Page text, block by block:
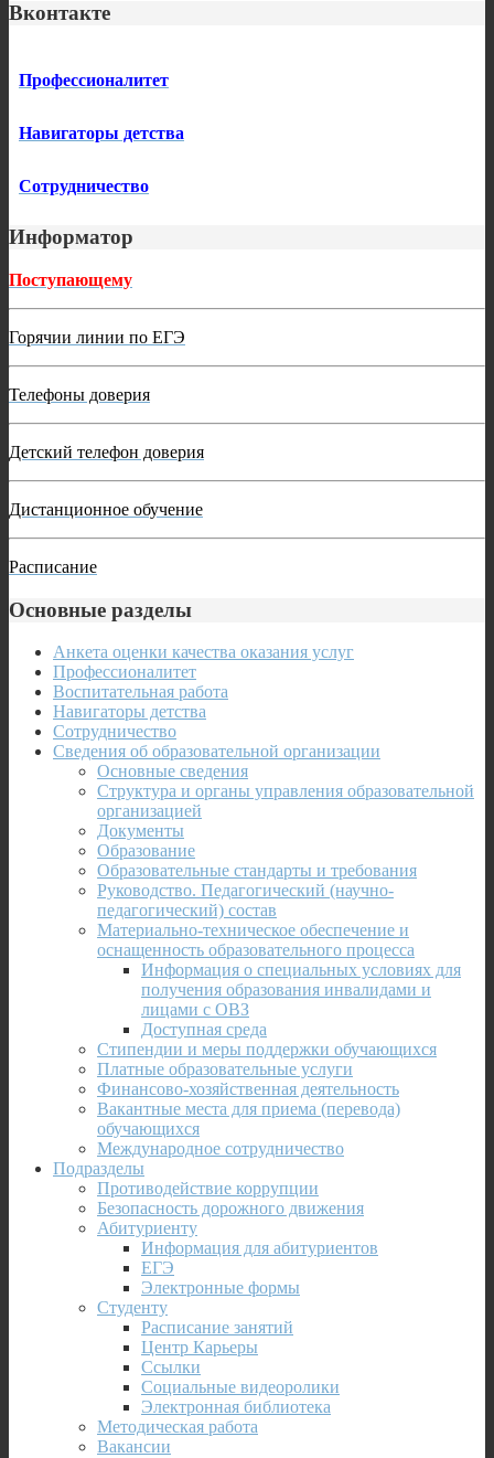
Вконтакте
Профессионалитет
Навигаторы детства
Сотрудничество
Информатор
Поступающему
Горячии линии по ЕГЭ
Телефоны доверия
Детский телефон доверия
Дистанционное обучение
Расписание
Основные разделы
Анкета оценки качества оказания услуг
Профессионалитет
Воспитательная работа
Навигаторы детства
Сотрудничество
Сведения об образовательной организации
Основные сведения
Структура и органы управления образовательной
организацией
Документы
Образование
Образовательные стандарты и требования
Руководство. Педагогический (научно-
педагогический) состав
Материально-техническое обеспечение и
оснащенность образовательного процесса
Информация о специальных условиях для
получения образования инвалидами и
лицами с ОВЗ
Доступная среда
Стипендии и меры поддержки обучающихся
Платные образовательные услуги
Финансово-хозяйственная деятельность
Вакантные места для приема (перевода)
обучающихся
Международное сотрудничество
Подразделы
Противодействие коррупции
Безопасность дорожного движения
Абитуриенту
Информация для абитуриентов
ЕГЭ
Электронные формы
Студенту
Расписание занятий
Центр Карьеры
Ссылки
Социальные видеоролики
Электронная библиотека
Методическая работа
Вакансии